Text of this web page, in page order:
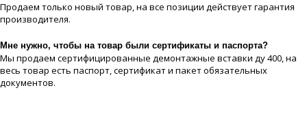
Продаем только новый товар, на все позиции действует гарантия
производителя.
Мне нужно, чтобы на товар были сертификаты и паспорта?
Мы продаем сертифицированные демонтажные вставки ду 400, на
весь товар есть паспорт, сертификат и пакет обязательных
документов.